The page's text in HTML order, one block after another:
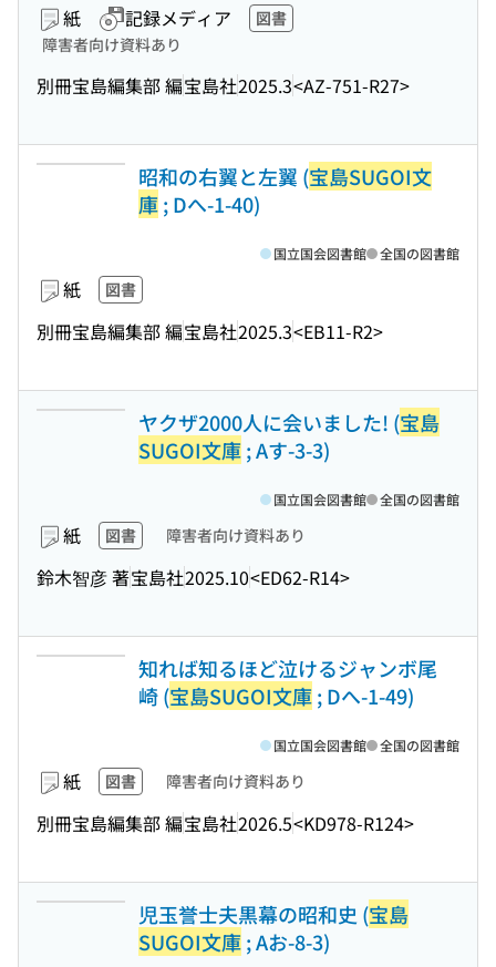
紙 記録メディア
図書
障害者向け資料あり
別冊宝島編集部 編宝島社2025.3<AZ-751-R27>
昭和の右翼と左翼 (宝島SUGOI文
庫; Dへ-1-40)
紙 図書
別冊宝島編集部 編宝島社2025.3<EB11-R2>
国立国会図書館 全国の図書館
ヤクザ2000人に会いました! (宝島
SUGOI文庫; Aす-3-3)
紙 図書 障害者向け資料あり
鈴木智彦 著宝島社2025.10<ED62-R14>
国立国会図書館 全国の図書館
知れば知るほど泣けるジャンボ尾
崎 (宝島SUGOI文庫; Dへ-1-49)
紙 図書 障害者向け資料あり
別冊宝島編集部 編宝島社2026.5<KD978-R124>
国立国会図書館 全国の図書館
児玉誉士夫黒幕の昭和史 (宝島
SUGOI文庫; Aお-8-3)